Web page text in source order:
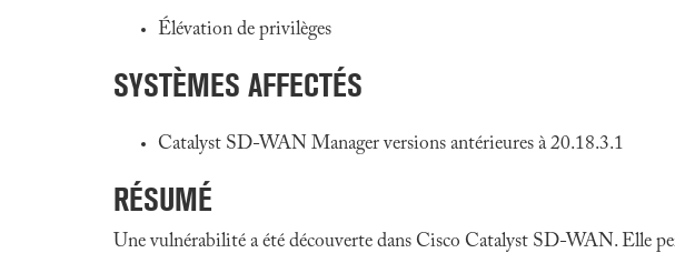
Élévation de privilèges
SYSTÈMES AFFECTÉS
Catalyst SD-WAN Manager versions antérieures à 20.18.3.1
RÉSUMÉ
Une vulnérabilité a été découverte dans Cisco Catalyst SD-WAN. Elle